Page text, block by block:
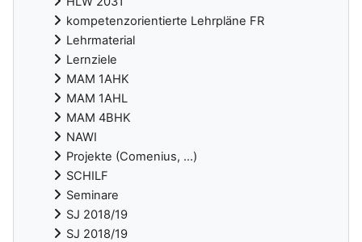
kompetenzorientierte Lehrpläne FR
Lehrmaterial
Lernziele
MAM 1AHK
MAM 1AHL
MAM 4BHK
NAWI
Projekte (Comenius, ...)
SCHILF
Seminare
SJ 2018/19
SJ 2018/19